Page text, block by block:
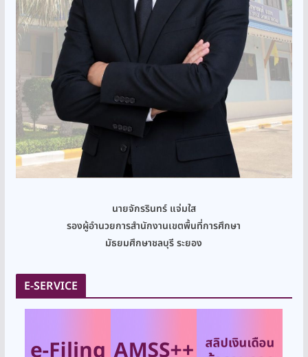
นายจักรรินทร์ แจ่มใส
รองผู้อำนวยการสำนักงานเขตพื้นที่การศึกษา
มัธยมศึกษาชลบุรี ระยอง
E-SERVICE